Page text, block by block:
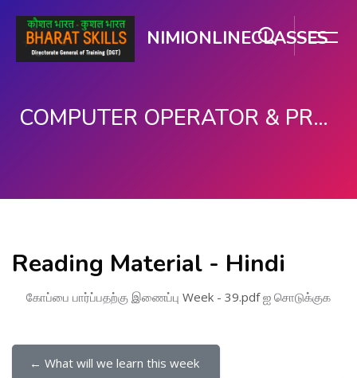
NIMIONLINECLASSES
COMPUTER OPERATOR & PROGRAMMING ASSISTANT (COPA)
Reading Material - Hindi
கோப்பை பார்ப்பதற்கு இணைப்பு Week - 39.pdfஐ சொடுக்குக
← What will we learn this week